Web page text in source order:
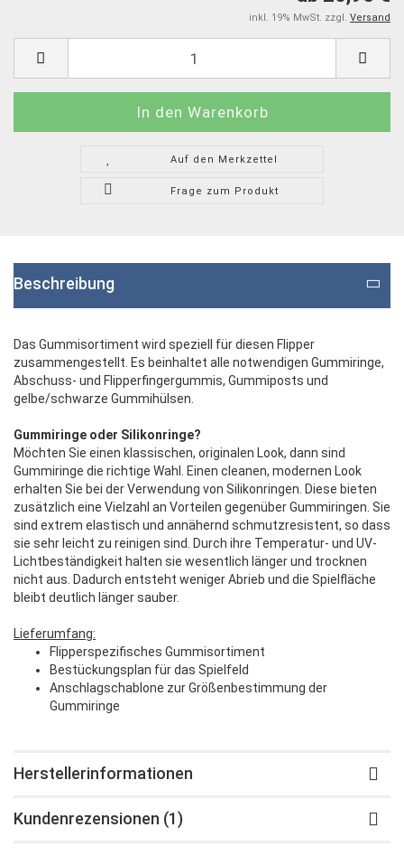
inkl. 19% MwSt. zzgl. Versand
Auf den Merkzettel
Frage zum Produkt
Beschreibung
Das Gummisortiment wird speziell für diesen Flipper
zusammengestellt. Es beinhaltet alle notwendigen Gummiringe,
Abschuss- und Flipperfingergummis, Gummiposts und
gelbe/schwarze Gummihülsen.
Gummiringe oder Silikonringe?
Möchten Sie einen klassischen, originalen Look, dann sind
Gummiringe die richtige Wahl. Einen cleanen, modernen Look
erhalten Sie bei der Verwendung von Silikonringen. Diese bieten
zusätzlich eine Vielzahl an Vorteilen gegenüber Gummiringen. Sie
sind extrem elastisch und annähernd schmutzresistent, so dass
sie sehr leicht zu reinigen sind. Durch ihre Temperatur- und UV-
Lichtbeständigkeit halten sie wesentlich länger und trocknen
nicht aus. Dadurch entsteht weniger Abrieb und die Spielfläche
bleibt deutlich länger sauber.
Lieferumfang:
Flipperspezifisches Gummisortiment
Bestückungsplan für das Spielfeld
Anschlagschablone zur Größenbestimmung der
Gummiringe
Herstellerinformationen
Kundenrezensionen (1)